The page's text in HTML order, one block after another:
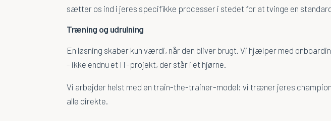
sætter os ind i jeres specifikke processer i stedet for at tvinge en standard
Træning og udrulning
En løsning skaber kun værdi, når den bliver brugt. Vi hjælper med
- ikke endnu et IT-projekt, der står i et hjørne.
Vi arbejder helst med en train-the-trainer-model: vi træner jeres
alle direkte.